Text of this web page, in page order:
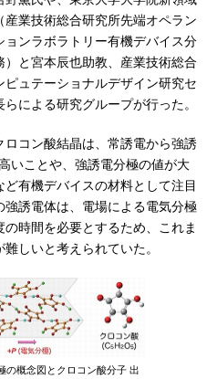
業技術総合研究所先端オペラン
ョンラボラトリー有機デバイス分
と宮本辰也助教、産業技術総合
ュテーショナルデザイン研究セ
による研究グループが行った。
コン酸結晶は、常誘電から強誘
いことや、強誘電分極の値が大
有機デバイスの材料として注目
誘電体は、電場による電気分極
時間を必要とするため、これま
しいと考えられていた。
の概念図とクロコン酸分子 出